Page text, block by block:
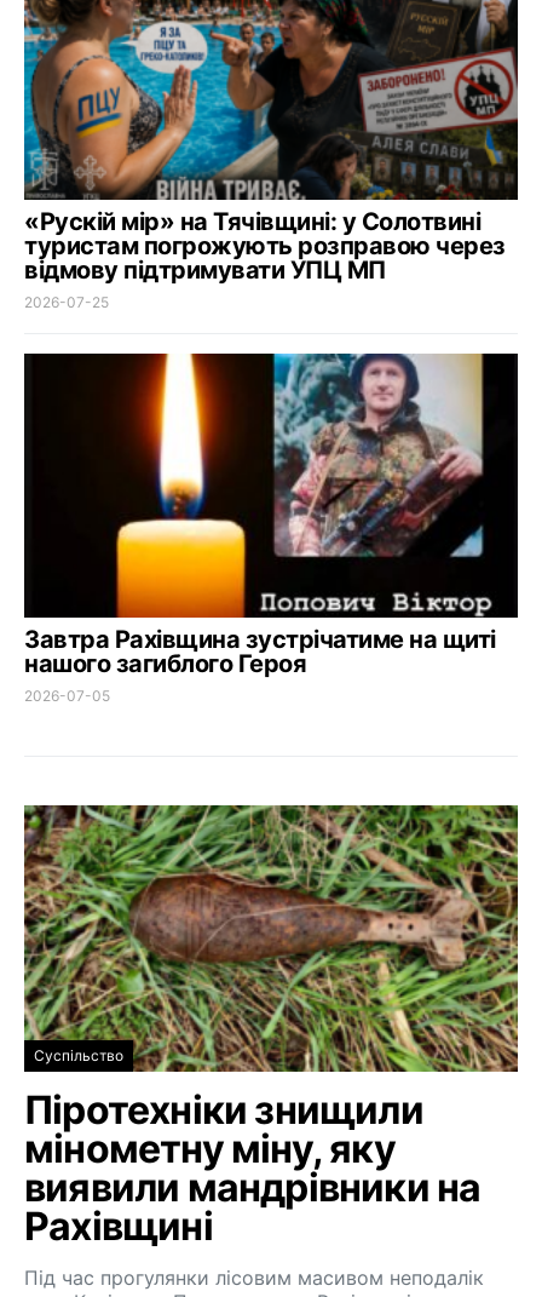
«Рускій мір» на Тячівщині: у Солотвині
туристам погрожують розправою через
відмову підтримувати УПЦ МП
2026-07-25
Завтра Рахівщина зустрічатиме на щиті
нашого загиблого Героя
2026-07-05
Суспільство
Піротехніки знищили
мінометну міну, яку
виявили мандрівники на
Рахівщині
Під час прогулянки лісовим масивом неподалік